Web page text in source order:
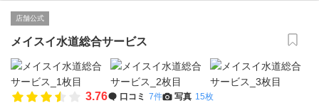
店舗公式
メイスイ水道総合サービス
3.76 口コミ 7件 写真 15枚